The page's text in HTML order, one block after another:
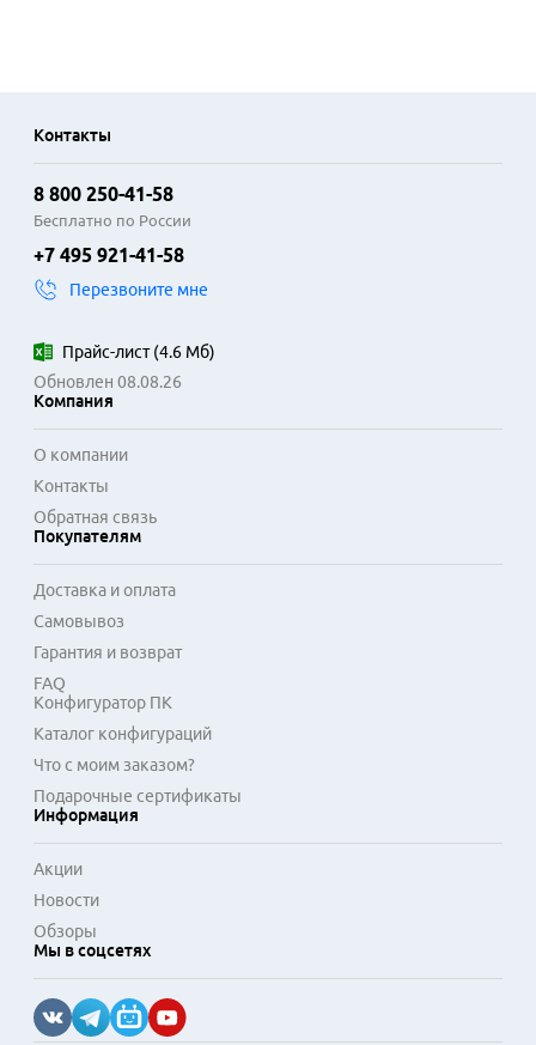
Контакты
8 800 250-41-58
Бесплатно по России
+7 495 921-41-58
Перезвоните мне
Прайс-лист(4.6 Мб)
Обновлен 08.08.26
Компания
О компании
Контакты
Обратная связь
Покупателям
Доставка и оплата
Самовывоз
Гарантия и возврат
FAQ
Конфигуратор ПК
Каталог конфигураций
Что с моим заказом?
Подарочные сертификаты
Информация
Акции
Новости
Обзоры
Мы в соцсетях